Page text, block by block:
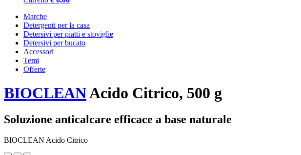
Marche
Detergenti per la casa
Detersivi per piatti e stoviglie
Detersivi per bucato
Accessori
Temi
Offerte
BIOCLEANAcido Citrico, 500 g
Soluzione anticalcare efficace a base naturale
BIOCLEAN Acido Citrico